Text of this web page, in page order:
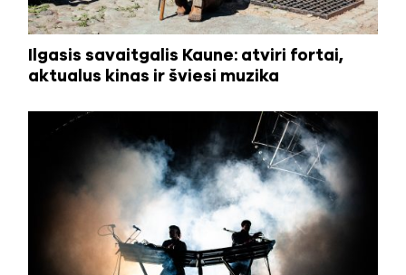
Ilgasis savaitgalis Kaune: atviri fortai,
aktualus kinas ir šviesi muzika